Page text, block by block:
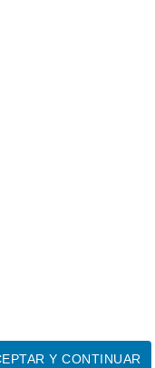
Y CONTINUAR